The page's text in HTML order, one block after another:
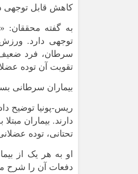
کاهش قابل توجهی
به گفته محققان:
توجهی دارد.
سرطان، فرد ضعیف
تقویت آن توده
بیماران سرطانی
ریس-پونیا توضیح
دارند. بیماران
تحتانی، توده
او به هر یک از
دفعات آن را شرح